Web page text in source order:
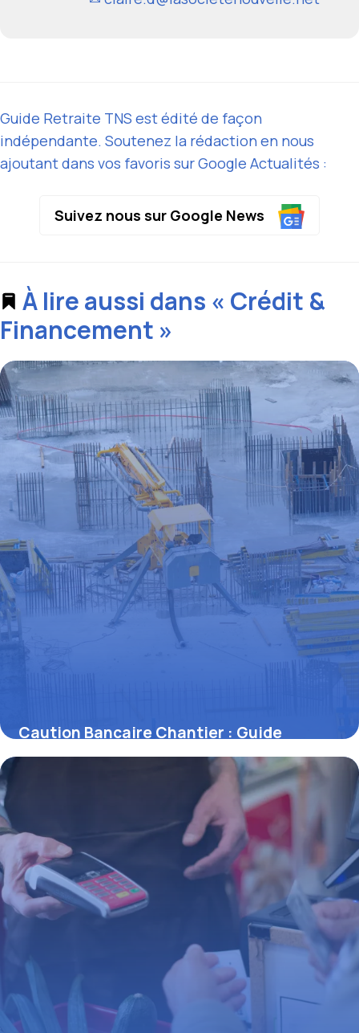
Guide Retraite TNS est édité de façon
indépendante. Soutenez la rédaction en nous
ajoutant dans vos favoris sur Google Actualités :
Suivez nous sur Google News
À lire aussi dans « Crédit &
Financement »
Caution Bancaire Chantier : Guide
Complet